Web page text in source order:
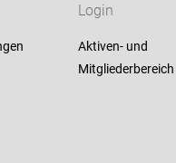
Login
Aktiven- und
Mitgliederbereich